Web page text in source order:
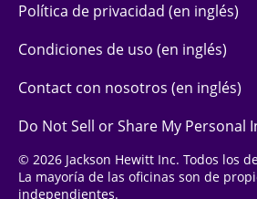
Política de privacidad (en inglés)
Condiciones de uso (en inglés)
Contact con nosotros (en inglés)
Do Not Sell or Share My Personal
© 2026 Jackson Hewitt Inc. Todos los
La mayoría de las oficinas son de
independientes.